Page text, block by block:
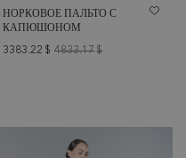
НОРКОВОЕ ПАЛЬТО С
КАПЮШОНОМ
3383.22 $ 4833.17$